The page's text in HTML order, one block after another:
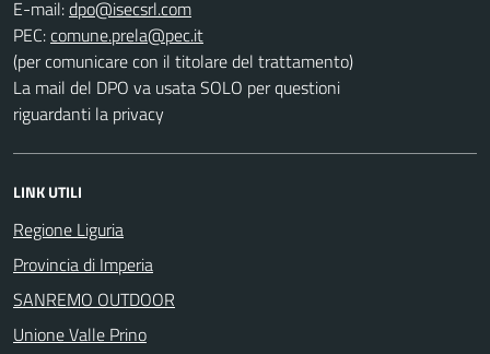
E-mail:
PEC:
(per comunicare con il titolare del trattamento)
La mail del DPO va usata SOLO per questioni
riguardanti la privacy
LINK UTILI
Regione Liguria
Provincia di Imperia
SANREMO OUTDOOR
Unione Valle Prino